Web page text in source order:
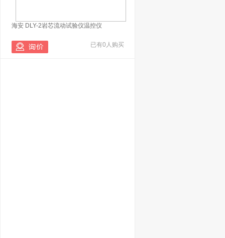
海安 DLY-2岩芯流动试验仪温控仪
已有0人购买